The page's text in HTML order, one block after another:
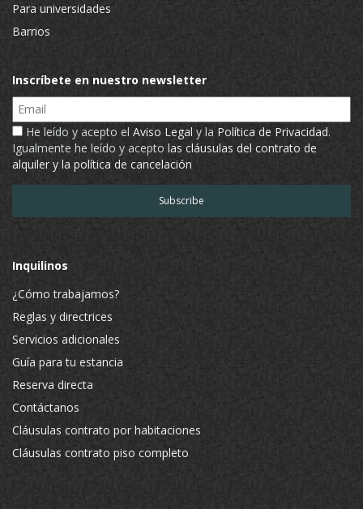
Para universidades
Barrios
Inscríbete en nuestro newsletter
Email
He leído y acepto el Aviso Legal y la Política de Privacidad.
Igualmente he leído y acepto las cláusulas del contrato de
alquiler y la política de cancelación
Inquilinos
¿Cómo trabajamos?
Reglas y directrices
Servicios adicionales
Guía para tu estancia
Reserva directa
Contáctanos
Cláusulas contrato por habitaciones
Cláusulas contrato piso completo